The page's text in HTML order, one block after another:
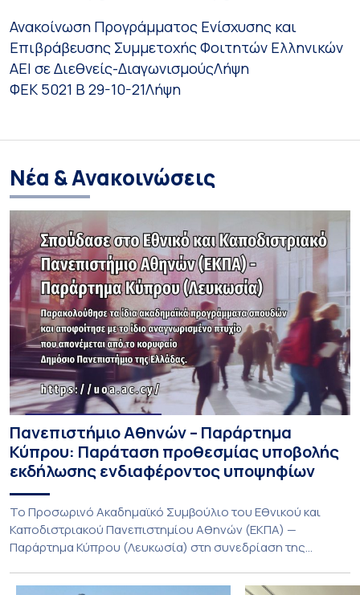
Ανακοίνωση Προγράμματος Ενίσχυσης και
Επιβράβευσης Συμμετοχής Φοιτητών Ελληνικών
ΑΕΙ σε Διεθνείς-ΔιαγωνισμούςΛήψη
ΦΕΚ 5021 Β 29-10-21Λήψη
Νέα & Ανακοινώσεις
Πανεπιστήμιο Αθηνών – Παράρτημα
Κύπρου: Παράταση προθεσμίας υποβολής
εκδήλωσης ενδιαφέροντος υποψηφίων
Το Προσωρινό Ακαδημαϊκό Συμβούλιο του Εθνικού και
Καποδιστριακού Πανεπιστημίου Αθηνών (ΕΚΠΑ) —
Παράρτημα Κύπρου (Λευκωσία) στη συνεδρίαση της
παράταση της προθεσμίας υποβολής εκδήλωσης